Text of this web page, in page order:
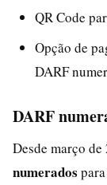
QR Code
Opção de
DARF
DARF
Desde março
numerados